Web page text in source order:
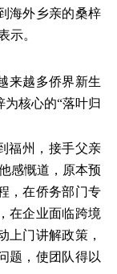
海外乡亲的桑梓
示。
来越多侨界新生
核心的“落叶归
福州，接手父亲
感慨道，原本预
，在侨务部门专
在企业面临跨境
上门讲解政策，
题，使团队得以